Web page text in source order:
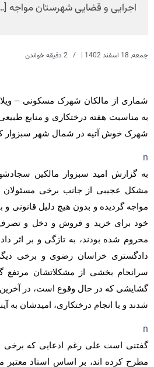
اجرایی و قضایی شهرستان مواجه
جمعه, 18 اسفند 1402 |
شماری از مالکان شهرک مسکونی –
به مناسبت هفته درختکاری و منابع
شهرک خوش آتیه در شمال شهر سبزوار
n
به گزارش امید سبزوار مالکین
مشکل عجیبی از جانب برخی مسئولان
مواجه گردیده و بدون هیچ دلیل قانونی
خود برای خرید و فروش و دخل و
محروم شده بودند، به تازگی و بر اثر
دادگستری خراسان رضوی و برخی دیگر
سرانجام بخشی از مشکلاتشان مرتفع
گشایشی که در حال وقوع است، در
شدند و با انجام درختکاری، امیدشان به
n
گفتنی است علی رغم ادعایی که برخی
مطرح کرده اند، بر اساس اسناد